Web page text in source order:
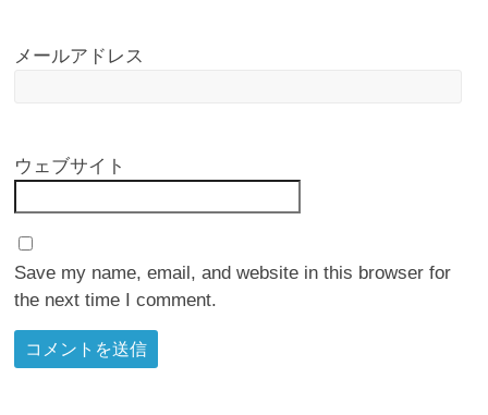
メールアドレス
ウェブサイト
Save my name, email, and website in this browser for
the next time I comment.